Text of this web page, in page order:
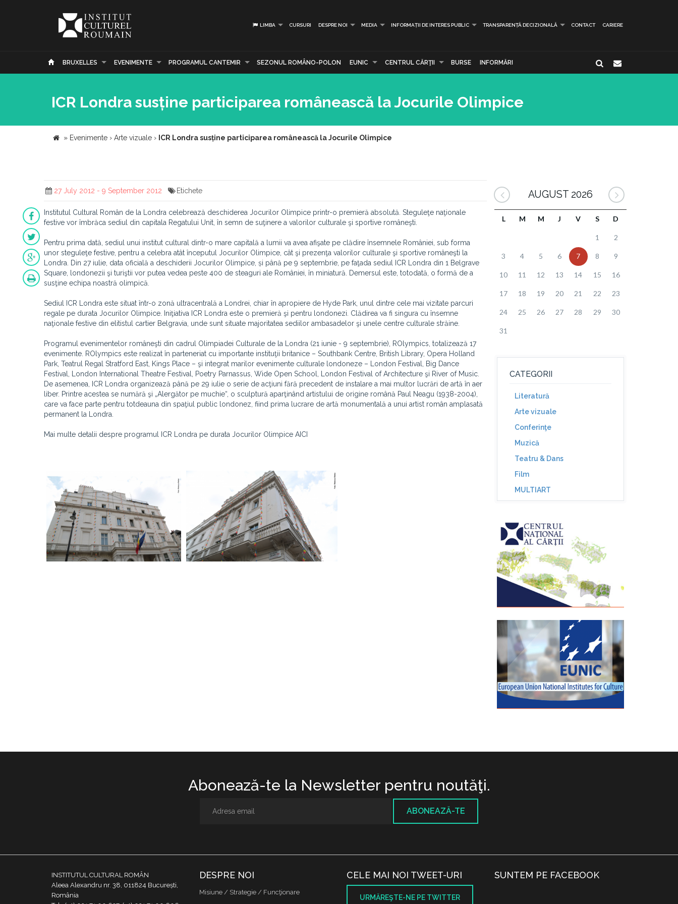
LIMBA CURSURI DESPRE NOI MEDIA INFORMAȚII DE INTERES PUBLIC TRANSPARENȚĂ DECIZIONALĂ CONTACT CARIERE
BRUXELLES EVENIMENTE PROGRAMUL CANTEMIR SEZONUL ROMÂNO-POLON EUNIC CENTRUL CĂRŢII BURSE INFORMĂRI
ICR Londra susține participarea românească la Jocurile Olimpice
» Evenimente › Arte vizuale › ICR Londra susține participarea românească la Jocurile Olimpice
27 July 2012 - 9 September 2012 Etichete
Institutul Cultural Român de la Londra celebrează deschiderea Jocurilor Olimpice printr-o premieră absolută. Steguleţe naţionale
festive vor îmbrăca sediul din capitala Regatului Unit, în semn de suţinere a valorilor culturale şi sportive româneşti.
Pentru prima dată, sediul unui institut cultural dintr-o mare capitală a lumii va avea afişate pe clădire însemnele României, sub forma
unor steguleţe festive, pentru a celebra atât începutul Jocurilor Olimpice, cât şi prezenţa valorilor culturale şi sportive româneşti la
Londra. Din 27 iulie, data oficială a deschiderii Jocurilor Olimpice, și până pe 9 septembrie, pe faţada sediul ICR Londra din 1 Belgrave
Square, londonezii şi turiştii vor putea vedea peste 400 de steaguri ale României, în miniatură. Demersul este, totodată, o formă de a
susţine echipa noastră olimpică.
Sediul ICR Londra este situat într-o zonă ultracentrală a Londrei, chiar în apropiere de Hyde Park, unul dintre cele mai vizitate parcuri
regale pe durata Jocurilor Olimpice. Iniţiativa ICR Londra este o premieră şi pentru londonezi. Clădirea va fi singura cu însemne
naţionale festive din elitistul cartier Belgravia, unde sunt situate majoritatea sediilor ambasadelor şi unele centre culturale străine.
Programul evenimentelor româneşti din cadrul Olimpiadei Culturale de la Londra (21 iunie - 9 septembrie), ROlympics, totalizează 17
evenimente. ROlympics este realizat în parteneriat cu importante instituţii britanice – Southbank Centre, British Library, Opera Holland
Park, Teatrul Regal Stratford East, Kings Place – şi integrat marilor evenimente culturale londoneze – London Festival, Big Dance
Festival, London International Theatre Festival, Poetry Parnassus, Wide Open School, London Festival of Architecture şi River of Music.
De asemenea, ICR Londra organizează până pe 29 iulie o serie de acţiuni fără precedent de instalare a mai multor lucrări de artă în aer
liber. Printre acestea se numără şi „Alergător pe muchie“, o sculptură aparţinând artistului de origine română Paul Neagu (1938-2004),
care va face parte pentru totdeauna din spaţiul public londonez, fiind prima lucrare de artă monumentală a unui artist român amplasată
permanent la Londra.
Mai multe detalii despre programul ICR Londra pe durata Jocurilor Olimpice AICI
AUGUST 2026
L M M J V S D
1 2
3 4 5 6 7 8 9
10 11 12 13 14 15 16
17 18 19 20 21 22 23
24 25 26 27 28 29 30
31
CATEGORII
Literatură
Arte vizuale
Conferinţe
Muzică
Teatru & Dans
Film
MULTIART
Abonează-te la Newsletter pentru noutăţi.
ABONEAZĂ-TE
INSTITUTUL CULTURAL ROMÂN
Aleea Alexandru nr. 38, 011824 București,
România
DESPRE NOI
Misiune / Strategie / Funcţionare
CELE MAI NOI TWEET-URI
URMĂREŞTE-NE PE TWITTER
SUNTEM PE FACEBOOK